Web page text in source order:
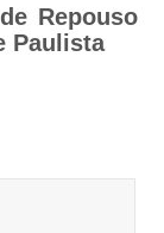
Repouso
Paulista